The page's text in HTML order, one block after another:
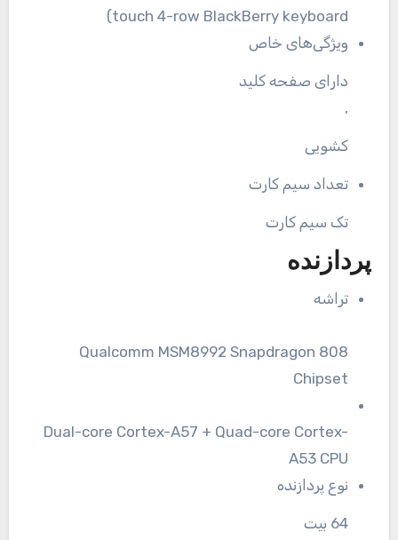
touch 4-row BlackBerry keyboard)
ویژگی‌های خاص
دارای صفحه کلید
,
کشویی
تعداد سیم کارت
تک سیم کارت
پردازنده
تراشه
Qualcomm MSM8992 Snapdragon 808
Chipset
Dual-core Cortex-A57 + Quad-core Cortex-
A53 CPU
نوع پردازنده
64 بیت